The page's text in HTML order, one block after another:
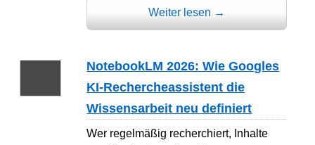
Weiter lesen →
NotebookLM 2026: Wie Googles
KI-Rechercheassistent die
Wissensarbeit neu definiert
Wer regelmäßig recherchiert, Inhalte